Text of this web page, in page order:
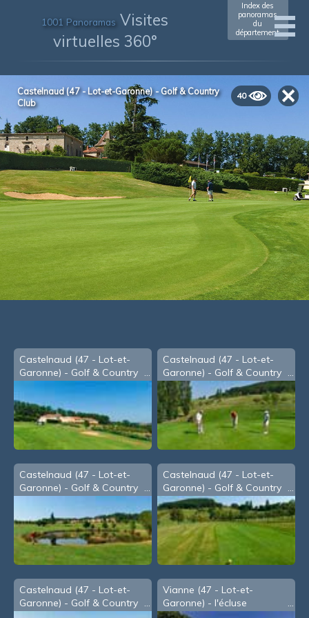
1001 Panoramas Visites
virtuelles 360°
Index des
panoramas
du
département
40
Castelnaud (47 - Lot-et-Garonne) - Golf & Country
Club
Castelnaud (47 - Lot-et-
Garonne) - Golf & Country
Castelnaud (47 - Lot-et-
Garonne) - Golf & Country
Club - 4
Castelnaud (47 - Lot-et-
Garonne) - Golf & Country
Castelnaud (47 - Lot-et-
Garonne) - Golf & Country
Club - 3
Castelnaud (47 - Lot-et-
Garonne) - Golf & Country
Vianne (47 - Lot-et-
Garonne) - l'écluse